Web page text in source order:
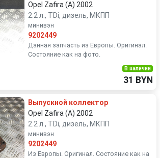
Opel Zafira (A) 2002
2.2 л., TDi, дизель, МКПП
минивэн
9202449
Данная запчасть из Европы. Оригинал.
Состояние как на фото.
В наличии
31 BYN
Выпускной коллектор
Opel Zafira (A) 2002
2.2 л., TDi, дизель, МКПП
минивэн
9202449
Из Европы. Оригинал. Состояние как на